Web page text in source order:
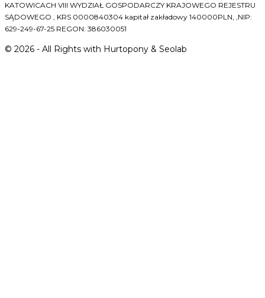
KATOWICACH VIII WYDZIAŁ GOSPODARCZY KRAJOWEGO REJESTRU
SĄDOWEGO , KRS 0000840304 kapitał zakładowy 140000PLN, ,NIP:
629-249-67-25 REGON: 386030051
© 2026 - All Rights with Hurtopony & Seolab